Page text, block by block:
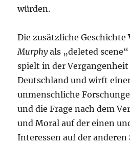
würden.
Die zusätzliche Geschichte
Murphyals „deleted
spielt in der
Deutschland und wirft
unmenschliche
und die Frage nach dem
und Moral auf der einen
Interessen auf der anderen